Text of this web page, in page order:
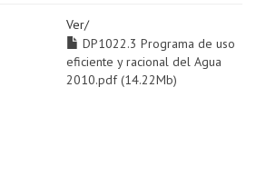
Ver/
DP1022.3 Programa de uso
eficiente y racional del Agua
2010.pdf (14.22Mb)